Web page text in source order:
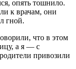
опять тошнило.
к врачам, они
гной.
что в этом
а я — с
привозили